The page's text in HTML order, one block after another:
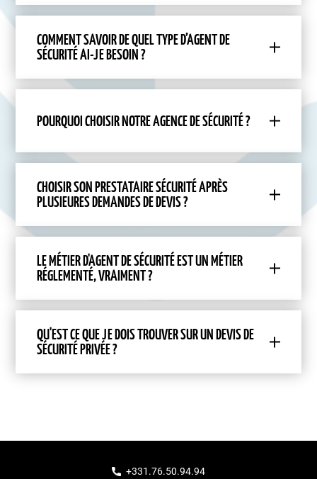
COMMENT SAVOIR DE QUEL TYPE D’AGENT DE
SÉCURITÉ AI-JE BESOIN ?
POURQUOI CHOISIR NOTRE AGENCE DE SÉCURITÉ ?
CHOISIR SON PRESTATAIRE SÉCURITÉ APRÈS
PLUSIEURES DEMANDES DE DEVIS ?
LE MÉTIER D'AGENT DE SÉCURITÉ EST UN MÉTIER
RÉGLEMENTÉ, VRAIMENT ?
QU'EST CE QUE JE DOIS TROUVER SUR UN DEVIS DE
SÉCURITÉ PRIVÉE ?
+331.76.50.94.94